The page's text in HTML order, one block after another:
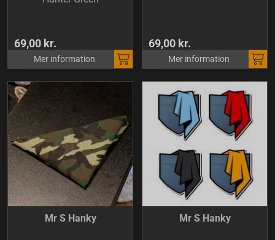
69,00 kr.
Mer information
69,00 kr.
Mer information
Mr S Hanky Mr S Hanky